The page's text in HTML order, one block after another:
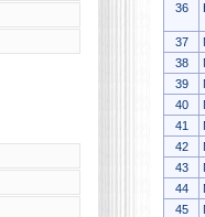
36
37
38
39
40
41
42
43
44
45